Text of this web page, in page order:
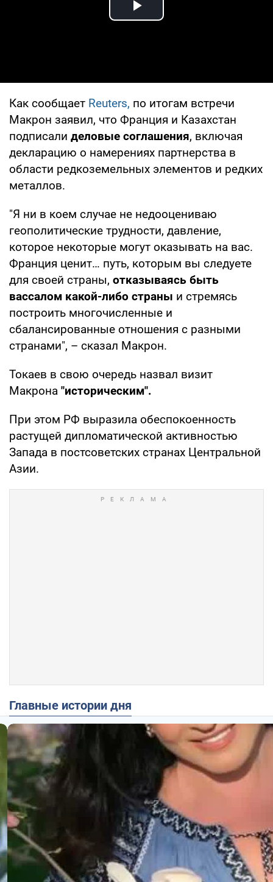
Play Video
Как сообщает Reuters, по итогам встречи
Макрон заявил, что Франция и Казахстан
подписали деловые соглашения, включая
декларацию о намерениях партнерства в
области редкоземельных элементов и редких
металлов.
"Я ни в коем случае не недооцениваю
геополитические трудности, давление,
которое некоторые могут оказывать на вас.
Франция ценит… путь, которым вы следуете
для своей страны, отказываясь быть
вассалом какой-либо страны и стремясь
построить многочисленные и
сбалансированные отношения с разными
странами", – сказал Макрон.
Токаев в свою очередь назвал визит
Макрона "историческим".
При этом РФ выразила обеспокоенность
растущей дипломатической активностью
Запада в постсоветских странах Центральной
Азии.
Главные истории дня